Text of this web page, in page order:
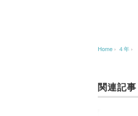
Home › ４年 ›
関連記事